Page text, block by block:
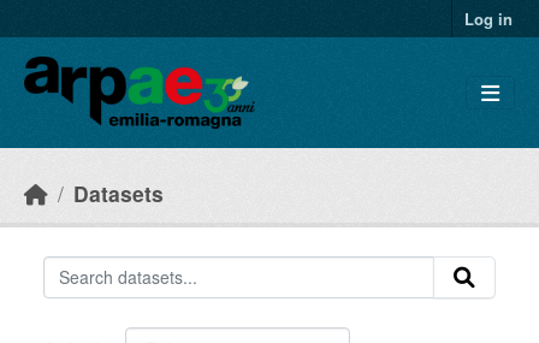
Log in
Datasets